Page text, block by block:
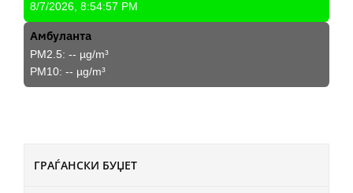
ГРАЃАНСКИ БУЏЕТ
8/7/2026, 8:54:57 PM
Амбуланта
PM2.5: -- µg/m³
PM10: -- µg/m³